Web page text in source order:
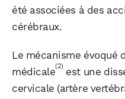
été associées à des
cérébraux.
Le mécanisme évoqué
médicale(2) est une
cervicale (artère